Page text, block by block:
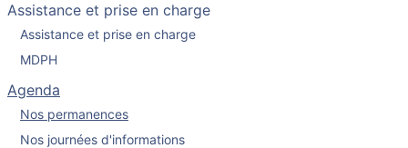
Assistance et prise en charge
Assistance et prise en charge
MDPH
Agenda
Nos permanences
Nos journées d'informations